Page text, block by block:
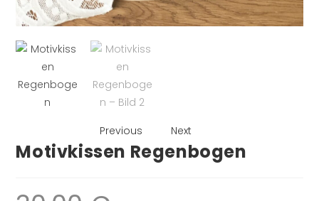
Previous Next
Motivkissen Regenbogen